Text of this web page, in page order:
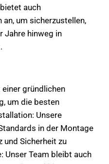
auch
um sicherzustellen,
Jahre hinweg in
gründlichen
um die besten
Unsere
in der Montage
und Sicherheit zu
Unser Team bleibt auch